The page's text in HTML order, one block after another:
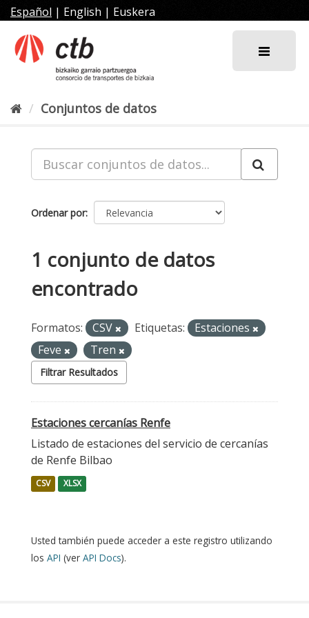
al
contenido
Español | English | Euskera
Conjuntos de datos
Ordenar por
1 conjunto de datos
encontrado
Formatos: CSV Etiquetas:
Estaciones
Feve
Tren
Filtrar Resultados
Estaciones cercanías Renfe
Listado de estaciones del servicio de cercanías
de Renfe Bilbao
CSV XLSX
Usted también puede acceder a este registro utilizando
los API (ver API Docs).